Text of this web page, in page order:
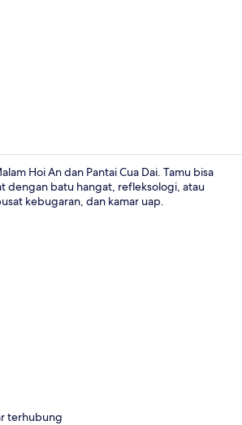
Hoi An dan Pantai Cua Dai. Tamu bisa
dengan batu hangat, refleksologi, atau
kebugaran, dan kamar uap.
terhubung